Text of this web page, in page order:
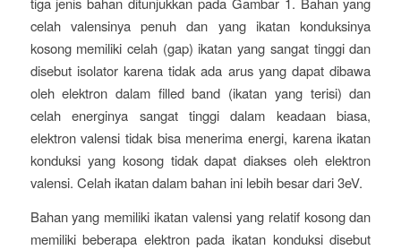
celah valensinya penuh dan yang ikatan konduksinya
kosong memiliki celah (gap) ikatan yang sangat tinggi dan
disebut isolator karena tidak ada arus yang dapat dibawa
oleh elektron dalam filled band (ikatan yang terisi) dan
celah energinya sangat tinggi dalam keadaan biasa,
elektron valensi tidak bisa menerima energi, karena ikatan
konduksi yang kosong tidak dapat diakses oleh elektron
valensi. Celah ikatan dalam bahan ini lebih besar dari 3eV.
Bahan yang memiliki ikatan valensi yang relatif kosong dan
memiliki beberapa elektron pada ikatan konduksi disebut